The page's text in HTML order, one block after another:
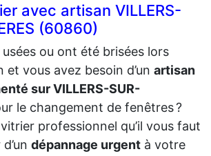
avec artisan VILLERS-
(60860)
ou ont été brisées lors
et vous avez besoin d’un artisan
sur VILLERS-SUR-
le changement de fenêtres ?
professionnel qu’il vous faut
dépannage urgent à votre